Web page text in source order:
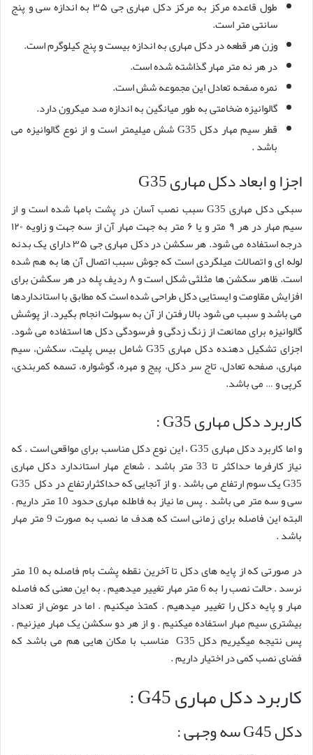
طول قاعده مرکز به مرکز دکل مهاری جی ۳۵ به اندازه سی و پنج
سانتی متر است.
وزن هر قطعه در دکل مهاری به اندازه بیست و پنج کیلوگرم است.
در هر نه متر مهار گذاشته شده است.
نمره صفحه تعادل این مجموعه شش است.
گالوانیزه ضخامتی به طور میانگین به اندازه صد میکرون دارد.
قطر سیم مهار دکل G35 شش میلیمتر است و از نوع گالوانیزه می
باشد .
اجزا و ابعاد دکل مهاری G35
سبکی دکل مهاری G35 سبب نصب آسان در پشت بامها شده است و از
سیم مهار در هر ۹ متر و یا ۶ متر به جهت مهار آن از سه جهت و زاویه ۱۲۰
درجه استفاده می شود. هر سکشن در دکل مهاری جی ۳۵ دارای یک بدنه
لوله ای و اتصالات میلگردی است که جوش سبب اتصال آن ها به هم شده
است. ظاهر سکشن ها مثلثی شکل است و ۸ ردیف پله در هر سکشن برای
افزایش مقاومت و ایستایی دکل طراحی شده است که مطابق با استانداردها
می باشد و سبب می شود بالا رفتن از آن به سهولت انجام بگیرد. از پوشش
گالوانیزه برای ممانعت از زنگ زدگی و فرسودگی دکل ها استفاده می شود.
اجزای تشکیل دهنده دکل مهاری G35 شامل بیس پلیت، سکشن، سیم
مهاری، صفحه تعادل، تاج سر دکل، پیج و مهره، گوشواره، تسمه کمربندی،
کرپی و … می باشد.
کاربرد دکل مهاری G35 :
و اما کاربرد دکل مهاری G35 ، این نوع دکل مناسب برای مواقعی است . که
نیاز کارفرما حداکثر تا 33 متر باشد . شعاع مهار استاندارد دکل مهاری
G35 یک سوم ارتفاع می باشد . و از آنجایی که حداکثرارتفاع در دکل G35
سی و سه متر می باشد . پس ما نیاز به فاطله مهاری حدود 10 متر داریم .
البته این فاصله برای زمانی است که هدف ما نصب به صورت 9 متر مهار
باشد .
در صورتی که از پایه های دکل تا آخرین نقطه پشت بام فاصله به 10 متر
نرسد . حالت نصب را به 6 متر مهار تغییر میدهیم . به این معنی که فاصله
مهار و پایه دکل را تغییر میدهیم . کمتذ میکنیم . اما در عوض از تعداد
بیشتری سیم مهار استفاده میکنیم . و از هر دو سکشن یک مهار میزنیم .
پس نتیجه میگیریم دکل G35 مناسب با مکان هایی هم می باشد که
فضای نصب کمی در اختیار داریم .
کاربرد دکل مهاری G45 :
دکل G45 سه وجهی :